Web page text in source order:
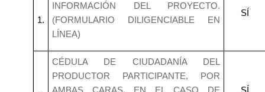
1.
INFORMACIÓN DEL PROYECTO.
(FORMULARIO DILIGENCIABLE EN
LÍNEA)
SÍ
CÉDULA DE CIUDADANÍA DEL
PRODUCTOR PARTICIPANTE, POR